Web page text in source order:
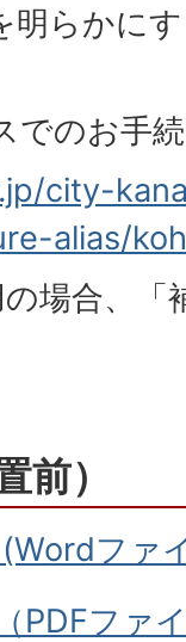
明らかに
のお手
city-
alias/
場合、「
前）
ファ
PDFファ